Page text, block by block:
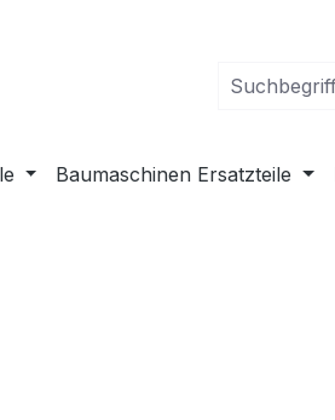
Baumaschinen Ersatzteile